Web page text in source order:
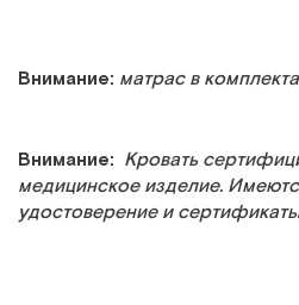
Внимание: матрас в
Внимание: Кровать
медицинское изделие.
удостоверение и